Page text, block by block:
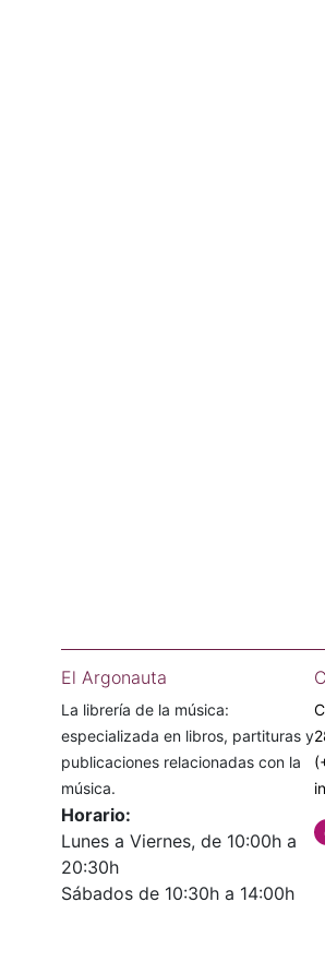
El Argonauta
La librería de la música:
especializada en libros, partituras y
publicaciones relacionadas con la
música.
Horario:
Lunes a Viernes, de 10:00h a
20:30h
Sábados de 10:30h a 14:00h